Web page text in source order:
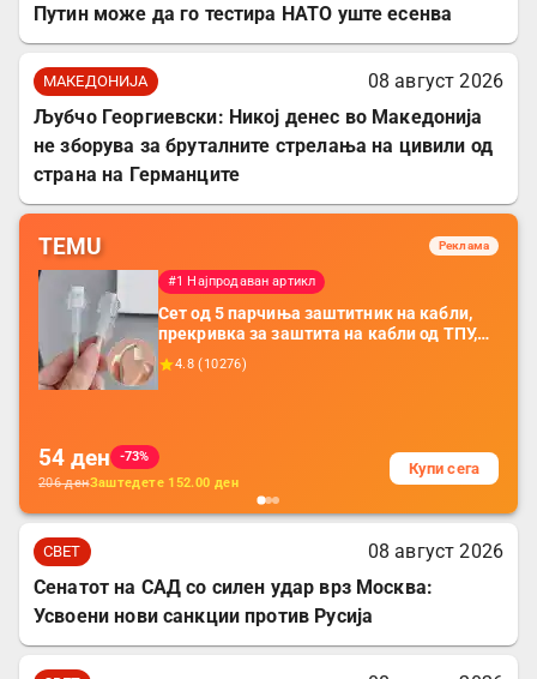
Путин може да го тестира НАТО уште есенва
МАКЕДОНИЈА
08 август 2026
Љубчо Георгиевски: Никој денес во Македонија
не зборува за бруталните стрелања на цивили од
страна на Германците
TEMU Реклама
#1 Најпродаван артикл
Сет од 5 парчиња заштитник на кабли,
прекривка за заштита на кабли од ТПУ,
додатоци за заштита на кабли, без
батерија, за мобилни телефони, комплет
4.8 (10276)
54 ден
-73%
206денЗаштедете 152.00 ден
Купи сега
СВЕТ
08 август 2026
Сенатот на САД со силен удар врз Москва:
Усвоени нови санкции против Русија